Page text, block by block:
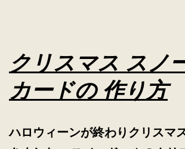
クリスマス スノ
カードの 作り方
ハロウィーンが終わりクリスマ